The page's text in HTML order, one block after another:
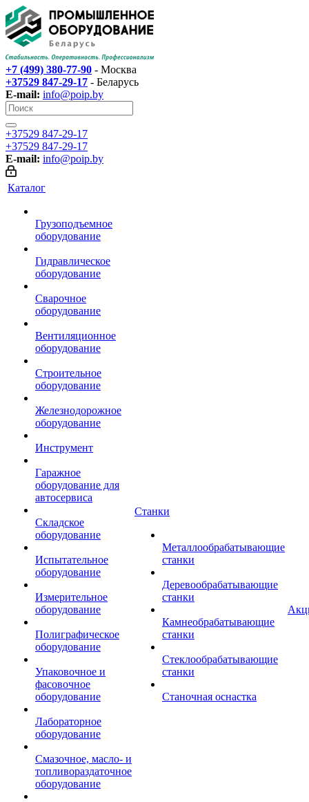
+7 (499) 380-77-90 - Москва
+37529 847-29-17‬ - Беларусь
E-mail: info@poip.by
+37529 847-29-17‬
+37529 847-29-17‬
E-mail: info@poip.by
Каталог
Грузоподъемное
оборудование
Гидравлическое
оборудование
Сварочное
оборудование
Вентиляционное
оборудование
Строительное
оборудование
Железнодорожное
оборудование
Инструмент
Гаражное
оборудование для
автосервиса
Складское
оборудование
Испытательное
оборудование
Измерительное
оборудование
Полиграфическое
оборудование
Упаковочное и
фасовочное
оборудование
Лабораторное
оборудование
Смазочное, масло- и
топливораздаточное
оборудование
Станки
Металлообрабатывающие
станки
Деревообрабатывающие
станки
Камнеобрабатывающие
станки
Стеклообрабатывающие
станки
Станочная оснастка